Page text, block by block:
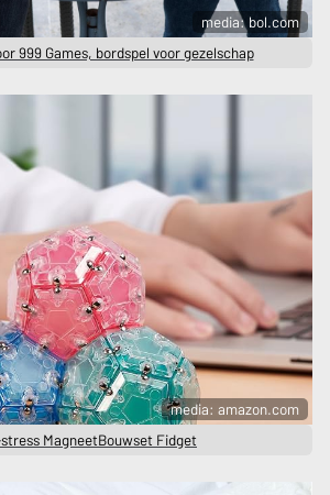
media: bol.com
999 Games, bordspel voor gezelschap
media: amazon.com
MagneetBouwset Fidget